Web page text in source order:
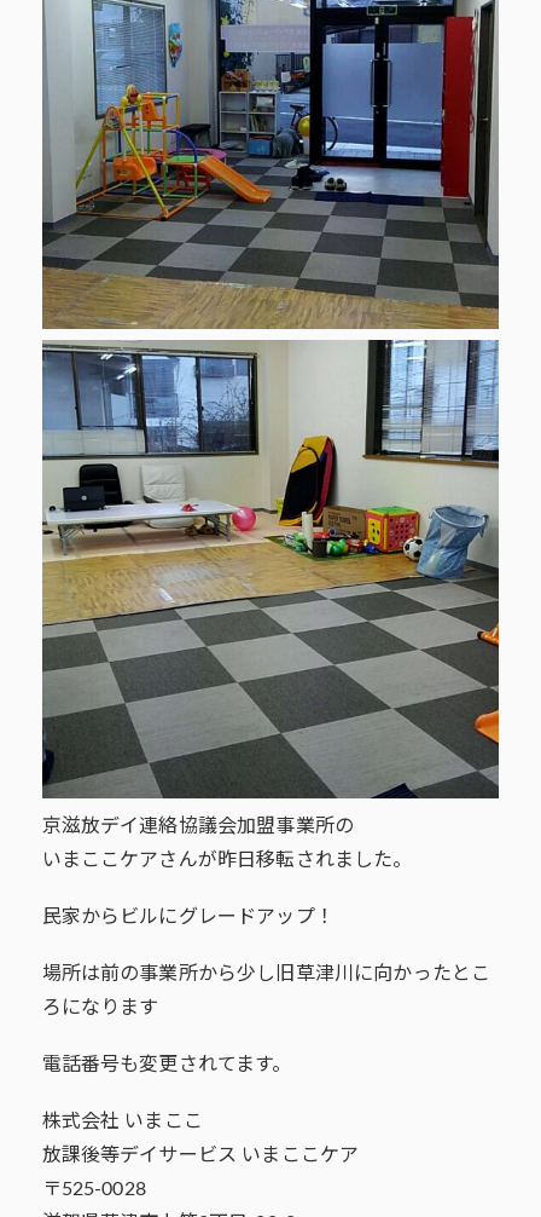
京滋放デイ連絡協議会加盟事業所の
いまここケアさんが昨日移転されました。
民家からビルにグレードアップ！
場所は前の事業所から少し旧草津川に向かったとこ
ろになります
電話番号も変更されてます。
株式会社 いまここ
放課後等デイサービス いまここケア
〒525-0028